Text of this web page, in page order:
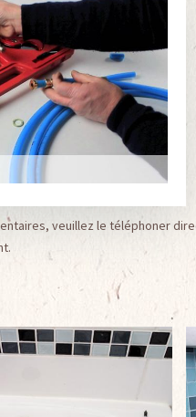
veuillez le téléphoner